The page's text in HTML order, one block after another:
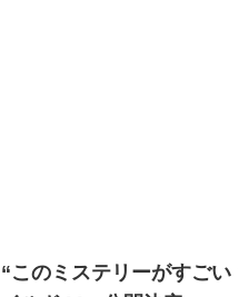
“このミステリーがすご